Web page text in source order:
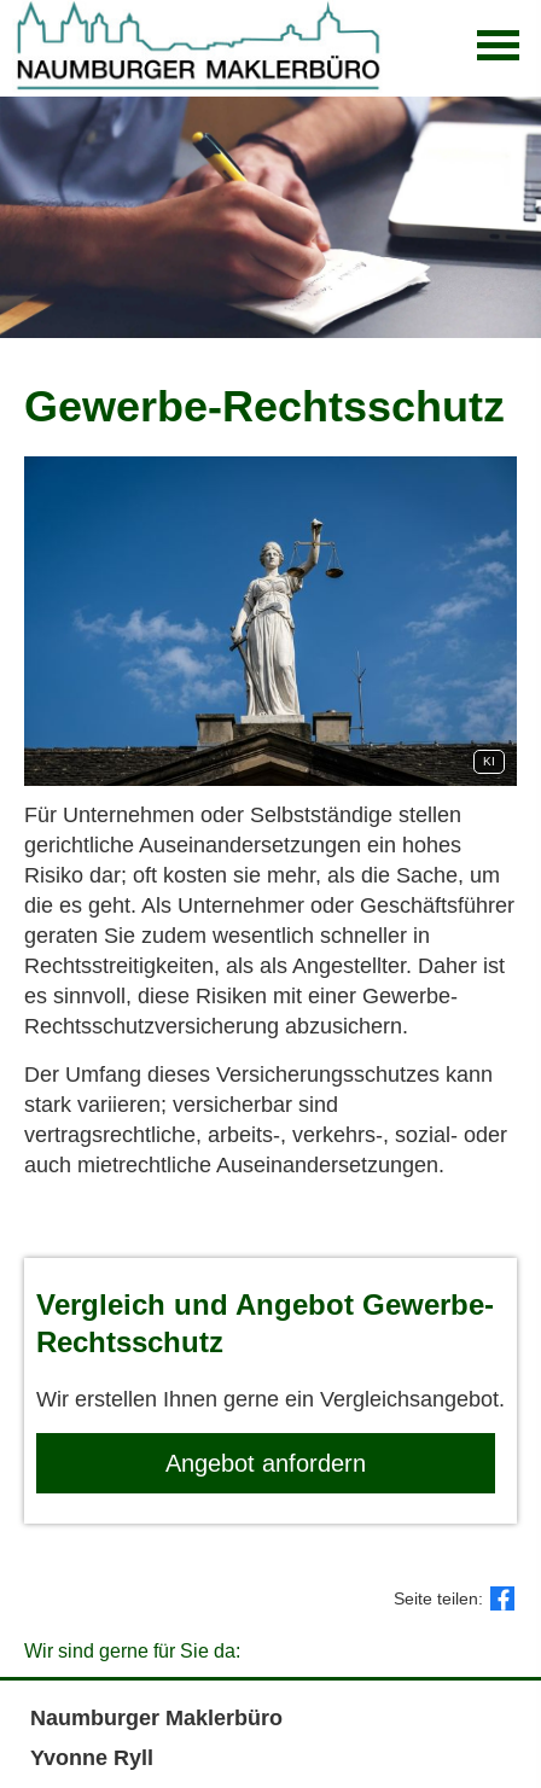
Gewerbe-Rechtsschutz
KI
Für Unternehmen oder Selbstständige stellen
gerichtliche Auseinandersetzungen ein hohes
Risiko dar; oft kosten sie mehr, als die Sache, um
die es geht. Als Unternehmer oder Geschäftsführer
geraten Sie zudem wesentlich schneller in
Rechtsstreitigkeiten, als als Angestellter. Daher ist
es sinnvoll, diese Risiken mit einer Gewerbe-
Rechts­schutz­ver­si­che­rung abzusichern.
Der Umfang dieses Versicherungsschutzes kann
stark variieren; versicherbar sind
vertragsrechtliche, arbeits-, verkehrs-, sozial- oder
auch mietrechtliche Auseinandersetzungen.
Vergleich und Angebot Gewerbe-
Rechtsschutz
Wir erstellen Ihnen gerne ein Vergleichsangebot.
An­ge­bot an­for­dern
Seite teilen:
Wir sind gerne für Sie da:
Naumburger Maklerbüro
Yvonne Ryll